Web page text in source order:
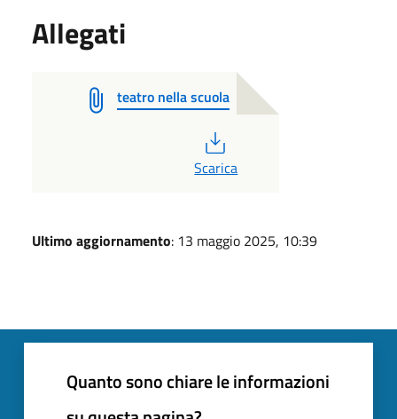
Allegati
teatro nella scuola
Scarica
Ultimo aggiornamento: 13 maggio 2025, 10:39
Quanto sono chiare le informazioni